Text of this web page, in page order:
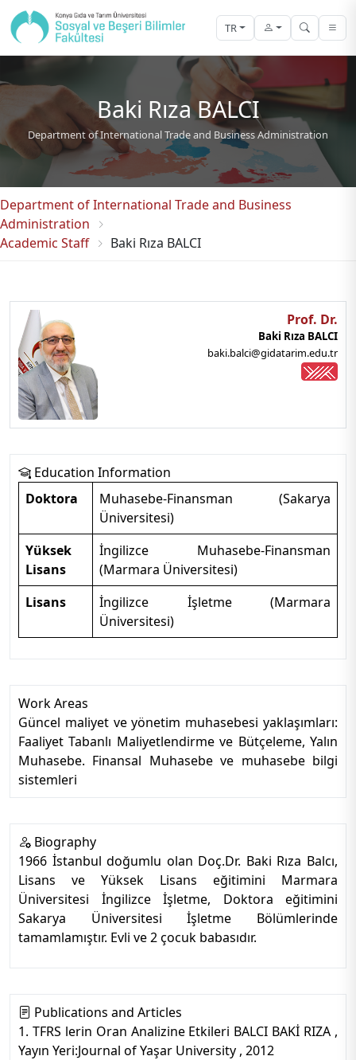
TR
Baki Rıza BALCI
Department of International Trade and Business Administration
Department of International Trade and Business
Administration
Academic Staff
Baki Rıza BALCI
Prof. Dr.
Baki Rıza BALCI
baki.balci@gidatarim.edu.tr
Education Information
Doktora
Muhasebe-Finansman (Sakarya
Üniversitesi)
Yüksek
Lisans
İngilizce Muhasebe-Finansman
(Marmara Üniversitesi)
Lisans
İngilizce İşletme (Marmara
Üniversitesi)
Work Areas
Güncel maliyet ve yönetim muhasebesi yaklaşımları:
Faaliyet Tabanlı Maliyetlendirme ve Bütçeleme, Yalın
Muhasebe. Finansal Muhasebe ve muhasebe bilgi
sistemleri
Biography
1966 İstanbul doğumlu olan Doç.Dr. Baki Rıza Balcı,
Lisans ve Yüksek Lisans eğitimini Marmara
Üniversitesi İngilizce İşletme, Doktora eğitimini
Sakarya Üniversitesi İşletme Bölümlerinde
tamamlamıştır. Evli ve 2 çocuk babasıdır.
Publications and Articles
1. TFRS lerin Oran Analizine Etkileri BALCI BAKİ RIZA ,
Yayın Yeri:Journal of Yaşar University , 2012